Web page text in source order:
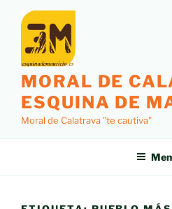
contenido
MORAL DE
ESQUINA DE
Moral de Calatrava "te cautiva"